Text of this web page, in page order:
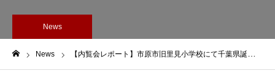
News
News 【内覧会レポート】市原市旧里見小学校にて千葉県誕生150周年記念事業「百年後芸術祭～環境と欲望～内房総アートフェス」開催中（3/23～5/26）